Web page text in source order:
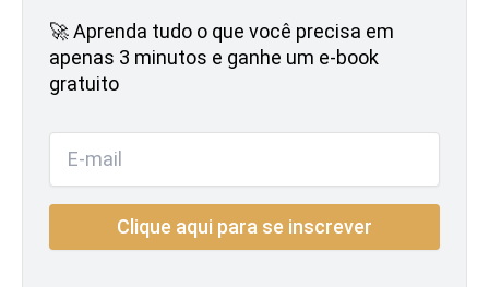
🚀 Aprenda tudo o que você precisa em
apenas 3 minutos e ganhe um e-book
gratuito